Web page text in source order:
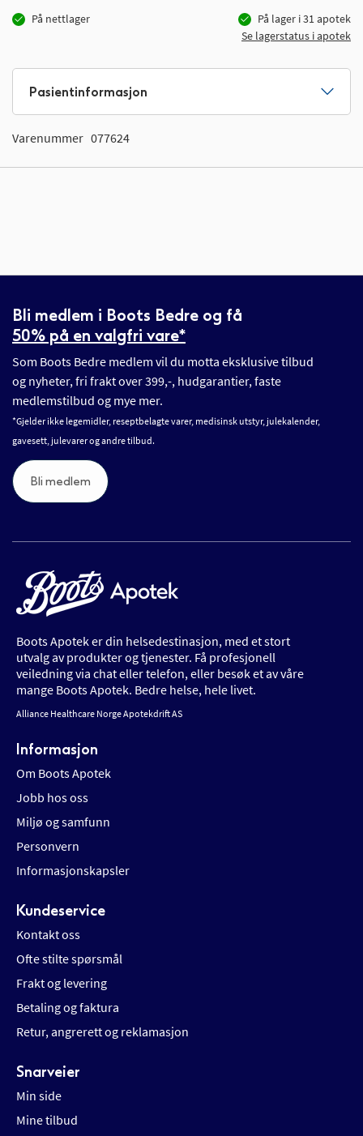
På nettlager På lager i31apotek
Se lagerstatus i apotek
Pasientinformasjon
Varenummer 077624
Bli medlem i Boots Bedre og få
50% på en valgfri vare*
Som Boots Bedre medlem vil du motta eksklusive tilbud
og nyheter, fri frakt over 399,-, hudgarantier, faste
medlemstilbud og mye mer.
*Gjelder ikke legemidler, reseptbelagte varer, medisinsk utstyr, julekalender,
gavesett, julevarer og andre tilbud.
Bli medlem
Boots Apotek er din helsedestinasjon, med et stort
utvalg av produkter og tjenester. Få profesjonell
veiledning via chat eller telefon, eller besøk et av våre
mange Boots Apotek. Bedre helse, hele livet.
Alliance Healthcare Norge Apotekdrift AS
Informasjon
Om Boots Apotek
Jobb hos oss
Miljø og samfunn
Personvern
Informasjonskapsler
Kundeservice
Kontakt oss
Ofte stilte spørsmål
Frakt og levering
Betaling og faktura
Retur, angrerett og reklamasjon
Snarveier
Min side
Mine tilbud